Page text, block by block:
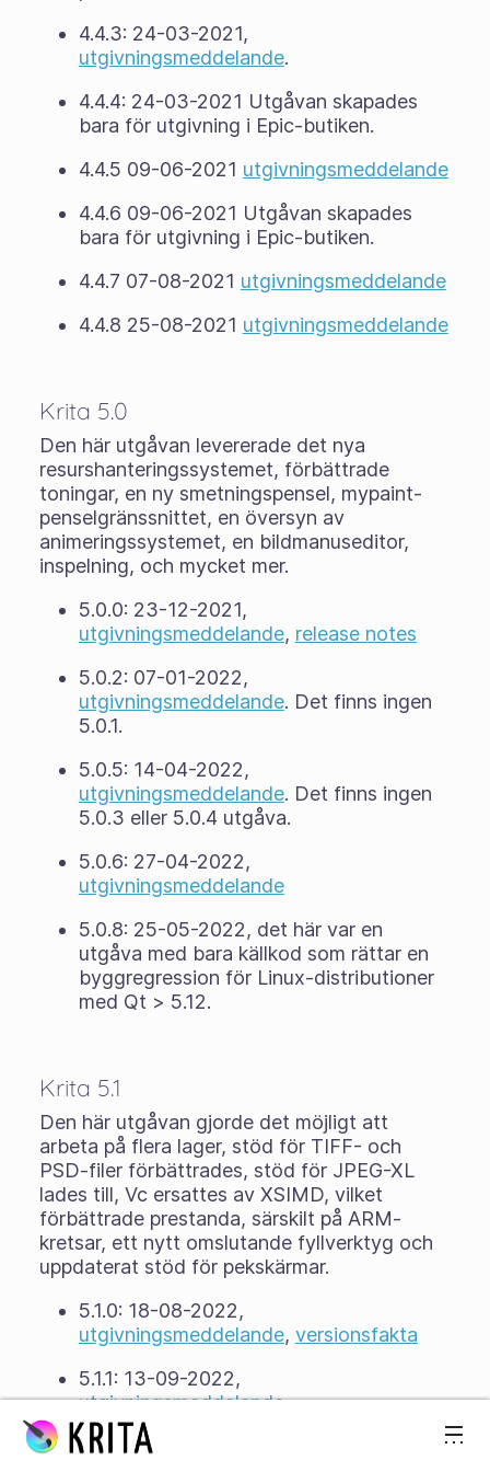
4.4.3: 24-03-2021,
utgivningsmeddelande.
4.4.4: 24-03-2021 Utgåvan skapades
bara för utgivning i Epic-butiken.
4.4.5 09-06-2021 utgivningsmeddelande
4.4.6 09-06-2021 Utgåvan skapades
bara för utgivning i Epic-butiken.
4.4.7 07-08-2021 utgivningsmeddelande
4.4.8 25-08-2021 utgivningsmeddelande
Krita 5.0
Den här utgåvan levererade det nya
resurshanteringssystemet, förbättrade
toningar, en ny smetningspensel, mypaint-
penselgränssnittet, en översyn av
animeringssystemet, en bildmanuseditor,
inspelning, och mycket mer.
5.0.0: 23-12-2021,
utgivningsmeddelande, release notes
5.0.2: 07-01-2022,
utgivningsmeddelande. Det finns ingen
5.0.1.
5.0.5: 14-04-2022,
utgivningsmeddelande. Det finns ingen
5.0.3 eller 5.0.4 utgåva.
5.0.6: 27-04-2022,
utgivningsmeddelande
5.0.8: 25-05-2022, det här var en
utgåva med bara källkod som rättar en
byggregression för Linux-distributioner
med Qt > 5.12.
Krita 5.1
Den här utgåvan gjorde det möjligt att
arbeta på flera lager, stöd för TIFF- och
PSD-filer förbättrades, stöd för JPEG-XL
lades till, Vc ersattes av XSIMD, vilket
förbättrade prestanda, särskilt på ARM-
kretsar, ett nytt omslutande fyllverktyg och
uppdaterat stöd för pekskärmar.
5.1.0: 18-08-2022,
utgivningsmeddelande, versionsfakta
5.1.1: 13-09-2022,
utgivningsmeddelande
5.1.3: 7-11-2022,